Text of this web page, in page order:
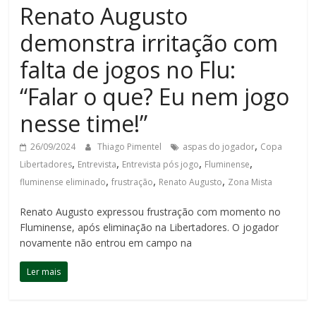
Renato Augusto
demonstra irritação com
falta de jogos no Flu:
“Falar o que? Eu nem jogo
nesse time!”
26/09/2024 Thiago Pimentel aspas do jogador, Copa
Libertadores, Entrevista, Entrevista pós jogo, Fluminense,
fluminense eliminado,frustração, Renato Augusto, Zona Mista
Renato Augusto expressou frustração com momento no
Fluminense, após eliminação na Libertadores. O jogador
novamente não entrou em campo na
Ler mais